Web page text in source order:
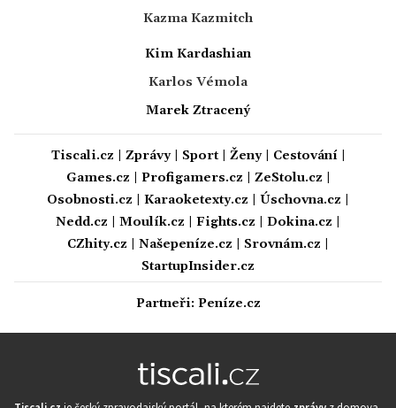
Kazma Kazmitch
Kim Kardashian
Karlos Vémola
Marek Ztracený
Tiscali.cz Zprávy| Sport| Ženy| Cestování|
Games.cz
Profigamers.cz ZeStolu.cz
Osobnosti.cz
Karaoketexty.cz Úschovna.cz
Nedd.cz
Moulík.cz Fights.cz Dokina.cz
CZhity.cz
Našepeníze.cz Srovnám.cz
StartupInsider.cz
Partneři: Peníze.cz